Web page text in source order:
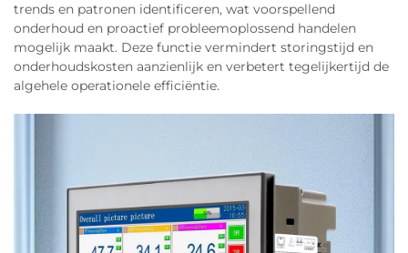
trends en patronen identificeren, wat voorspellend
onderhoud en proactief probleemoplossend handelen
mogelijk maakt. Deze functie vermindert storingstijd en
onderhoudskosten aanzienlijk en verbetert tegelijkertijd de
algehele operationele efficiëntie.